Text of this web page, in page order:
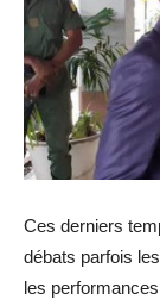
Ces derniers
débats parfois
les